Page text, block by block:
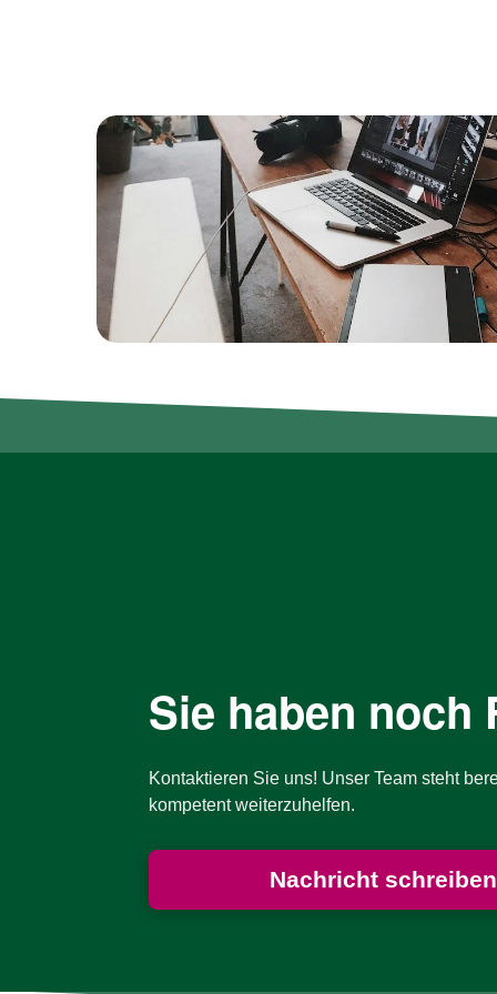
Sie haben noch
Kontaktieren Sie uns! Unser Team steht
kompetent weiterzuhelfen.
Nachricht schreiben